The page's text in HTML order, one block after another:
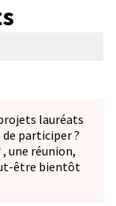
lauréats
de participer ?
dans un
, une réunion,
être bientôt